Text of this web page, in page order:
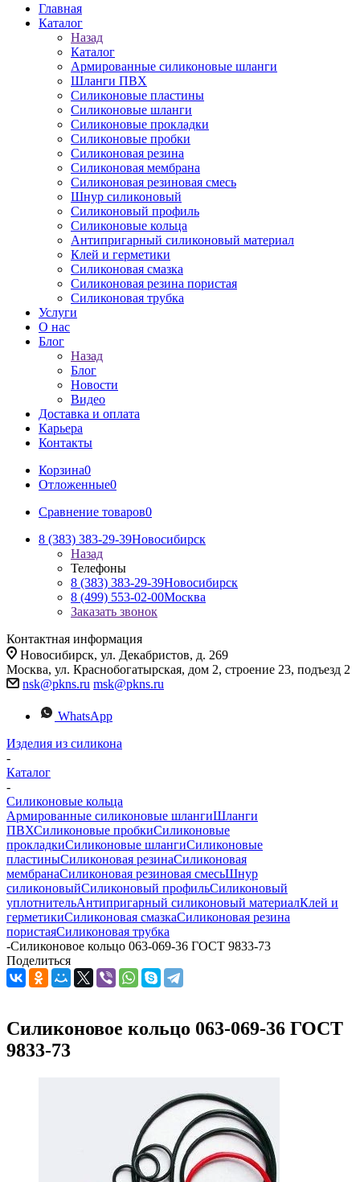
Главная
Каталог
Назад
Каталог
Армированные силиконовые шланги
Шланги ПВХ
Силиконовые пластины
Силиконовые шланги
Силиконовые прокладки
Силиконовые пробки
Силиконовая резина
Силиконовая мембрана
Силиконовая резиновая смесь
Шнур силиконовый
Силиконовый профиль
Силиконовые кольца
Антипригарный силиконовый материал
Клей и герметики
Силиконовая смазка
Силиконовая резина пористая
Силиконовая трубка
Услуги
О нас
Блог
Назад
Блог
Новости
Видео
Доставка и оплата
Карьера
Контакты
Корзина0
Отложенные0
Сравнение товаров0
8 (383) 383-29-39Новосибирск
Назад
Телефоны
8 (383) 383-29-39Новосибирск
8 (499) 553-02-00Москва
Заказать звонок
Контактная информация
Новосибирск, ул. Декабристов, д. 269
Москва, ул. Краснобогатырская, дом 2, строение 23, подъезд 2
nsk@pkns.ru msk@pkns.ru
WhatsApp
Изделия из силикона
-
Каталог
-
Силиконовые кольца
Армированные силиконовые шлангиШланги
ПВХСиликоновые пробкиСиликоновые
прокладкиСиликоновые шлангиСиликоновые
пластиныСиликоновая резинаСиликоновая
мембранаСиликоновая резиновая смесьШнур
силиконовыйСиликоновый профильСиликоновый
уплотнительАнтипригарный силиконовый материалКлей и
герметикиСиликоновая смазкаСиликоновая резина
пористаяСиликоновая трубка
-Силиконовое кольцо 063-069-36 ГОСТ 9833-73
Поделиться
Силиконовое кольцо 063-069-36 ГОСТ
9833-73